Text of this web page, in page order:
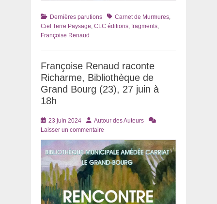
Catégories
Dernières parutions TagsCarnet de Murmures,
Ciel Terre Paysage, CLC éditions, fragments,
Françoise Renaud
Françoise Renaud raconte
Richarme, Bibliothèque de
Grand Bourg (23), 27 juin à
18h
Posté
le
23 juin 2024 AuteurAutour des Auteurs
Laisser un commentaire